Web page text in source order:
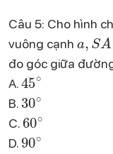
Câu 5: Cho hình
vuông cạnh
a,S A
đo góc giữa
A.
45∘
B.
30∘
C.
60∘
D.
90∘